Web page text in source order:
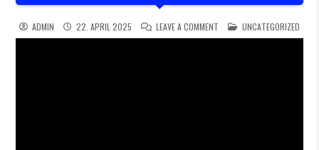
ADMIN 22. APRIL 2025 LEAVE A COMMENT ON MYSTISCHER
POSTED IN
UNCATEGORIZED